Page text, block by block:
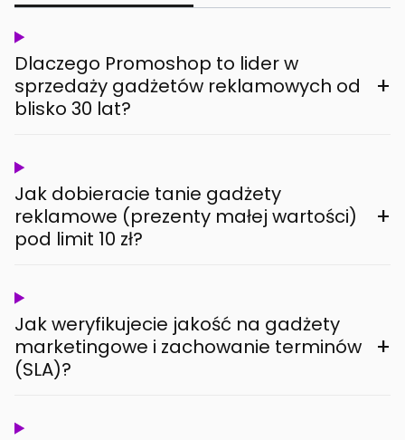
Dlaczego Promoshop to lider w
sprzedaży gadżetów reklamowych od
blisko 30 lat?
+
Jak dobieracie tanie gadżety
reklamowe (prezenty małej wartości)
pod limit 10 zł?
+
Jak weryfikujecie jakość na gadżety
marketingowe i zachowanie terminów
(SLA)?
+